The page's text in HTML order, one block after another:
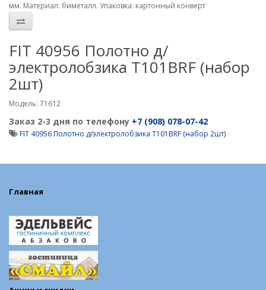
мм. Материал: биметалл. Упаковка: картонный конверт
FIT 40956 Полотно д/
электролобзика T101BRF (набор
2шт)
Модель: 71612
Заказ 2-3 дня по телефону +7 (908) 078-07-42
FIT 40956 Полотно д/электролобзика T101BRF (набор 2шт)
Главная